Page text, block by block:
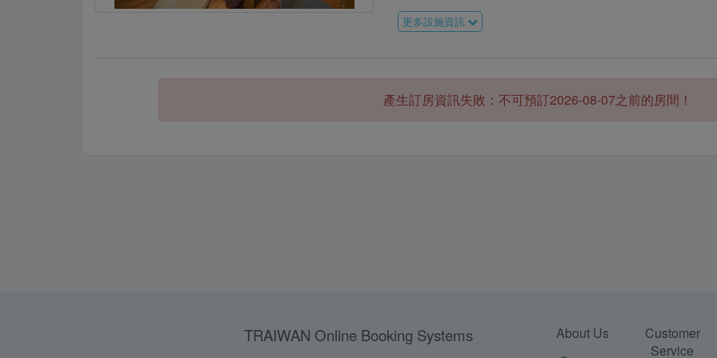
更多設施資訊
產生訂房資訊失敗：不可預訂2026-08-07之前的房間！
TRAIWAN Online Booking Systems About Us
Customer
Service